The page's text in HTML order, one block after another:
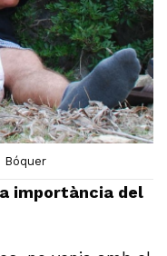
Bóquer
importància del